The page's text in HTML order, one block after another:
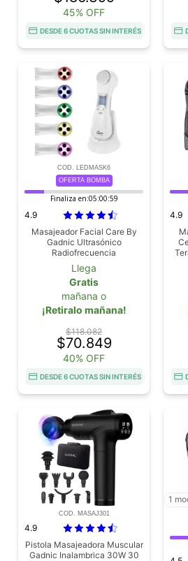
45% OFF
DESDE 6 CUOTAS SIN INTERÉS
COD. LEDMASK6
OFERTA BOMBA
Finaliza en:05:00:58
4.9
Masajeador Facial Care By
Gadnic Ultrasónico
Radiofrecuencia
Llega
Gratis
mañana o
¡Retiralo mañana!
$118.082
$70.849
40% OFF
DESDE 6 CUOTAS SIN INTERÉS
4.9
COD. MASAJ301
4.9
Pistola Masajeadora Muscular
Gadnic Inalambrica 30W 30
1